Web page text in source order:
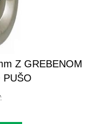
Z GREBENOM
PUŠO